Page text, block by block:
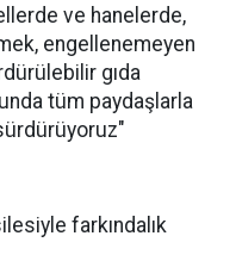
ve hanelerde,
engellenemeyen
gıda
tüm paydaşlarla
farkındalık